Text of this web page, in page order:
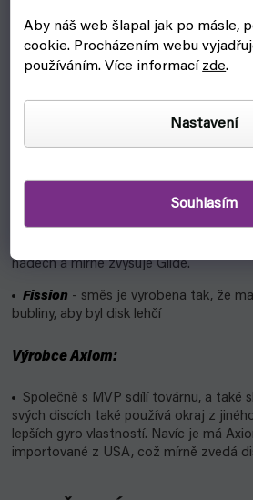
Aby náš web šlapal jak po másle,
cookie. Procházením webu
používáním. Více informací zde.
Nastavení
Souhlasím
Fade: 3
Materiály MVP:
- na puttery, neprůhledný,
plastovější, velmi odolný.
nádech a mírně zvyšuje Glide.
Fission - směs je vyrobena tak, že
bubliny, aby byl disk lehčí
Výrobce Axiom:
Společně s MVP sdílí továrnu, a také
svých discích také používá okraj z
lepších gyro vlastností. Navíc je má
importované z USA, což mírně zvedá